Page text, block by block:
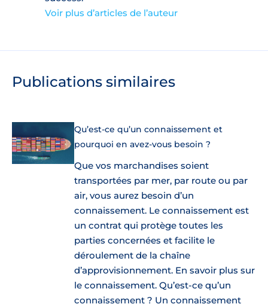
Voir plus d’articles de l’auteur
Publications similaires
Qu’est-ce qu’un connaissement et
pourquoi en avez-vous besoin ?
Que vos marchandises soient
transportées par mer, par route ou par
air, vous aurez besoin d’un
connaissement. Le connaissement est
un contrat qui protège toutes les
parties concernées et facilite le
déroulement de la chaîne
d’approvisionnement. En savoir plus sur
le connaissement. Qu’est-ce qu’un
connaissement ? Un connaissement